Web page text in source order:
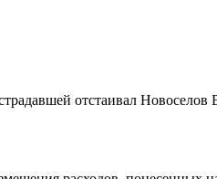
отстаивал